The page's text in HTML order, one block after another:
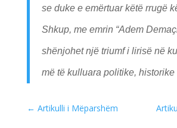
se duke e emërtuar këtë rrugë
Shkup, me emrin “Adem
shënjohet një triumf i lirisë në
më të kulluara politike,
← Artikulli i Mëparshëm